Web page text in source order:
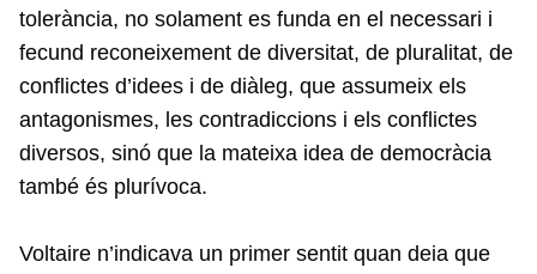
tolerància, no solament es funda en el necessari i
fecund reconeixement de diversitat, de pluralitat, de
conflictes d’idees i de diàleg, que assumeix els
antagonismes, les contradiccions i els conflictes
diversos, sinó que la mateixa idea de democràcia
també és plurívoca.
Voltaire n’indicava un primer sentit quan deia que